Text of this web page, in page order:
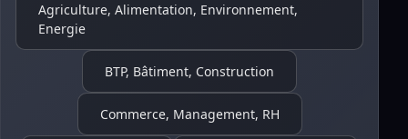
Agriculture, Alimentation, Environnement,
Energie
BTP, Bâtiment, Construction
Commerce, Management, RH